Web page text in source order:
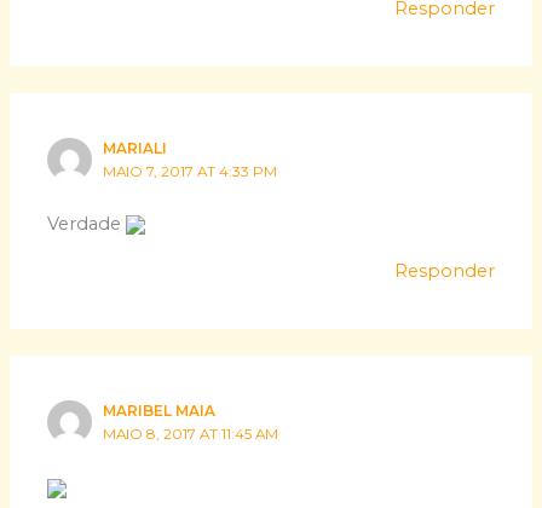
Responder
MARIALI
MAIO 7, 2017 AT 4:33 PM
Verdade
Responder
MARIBEL MAIA
MAIO 8, 2017 AT 11:45 AM